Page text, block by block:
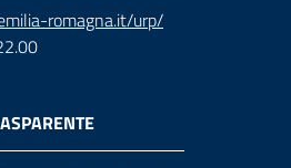
romagna.it/urp/